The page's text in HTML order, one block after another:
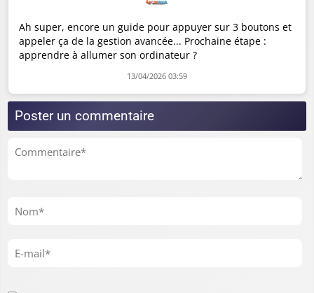
Ah super, encore un guide pour appuyer sur 3 boutons et
appeler ça de la gestion avancée... Prochaine étape :
apprendre à allumer son ordinateur ?
13/04/2026 03:59
Poster un commentaire